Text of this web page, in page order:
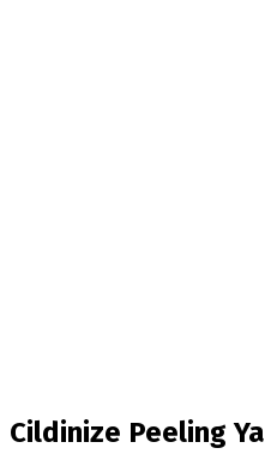
Cildinize Peeling